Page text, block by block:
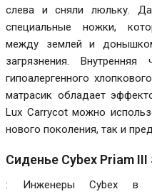
слева и сняли люльку.
специальные ножки,
между землей и
загрязнения.
гипоалергенного
матрасик обладает
Lux Carrycot можно
нового поколения, так и
Сиденье Cybex Priam III
: Инженеры Cybex в